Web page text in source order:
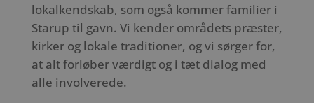
lokalkendskab, som også kommer familier i
Starup til gavn. Vi kender områdets præster,
kirker og lokale traditioner, og vi sørger for,
at alt forløber værdigt og i tæt dialog med
alle involverede.